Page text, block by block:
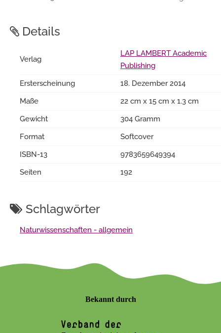
Details
Verlag
LAP LAMBERT Academic
Publishing
Ersterscheinung
18. Dezember 2014
Maße
22 cm x 15 cm x 1.3 cm
Gewicht
304 Gramm
Format
Softcover
ISBN-13
9783659649394
Seiten
192
Schlagwörter
Naturwissenschaften - allgemein
Bekannt durch